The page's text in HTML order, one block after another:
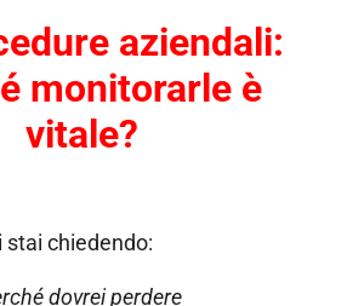
aziendali:
monitorarle è
vitale?
stai chiedendo:
dovrei perdere